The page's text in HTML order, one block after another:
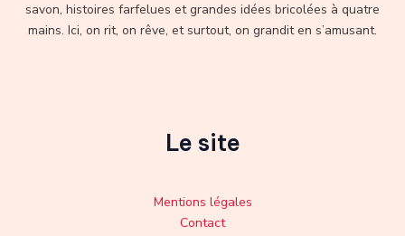
savon, histoires farfelues et grandes idées bricolées à quatre
mains. Ici, on rit, on rêve, et surtout, on grandit en s’amusant.
Le site
Mentions légales
Contact